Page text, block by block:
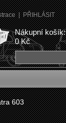
|PŘIHLÁSIT
Nákupní košík:
0 Kč
603